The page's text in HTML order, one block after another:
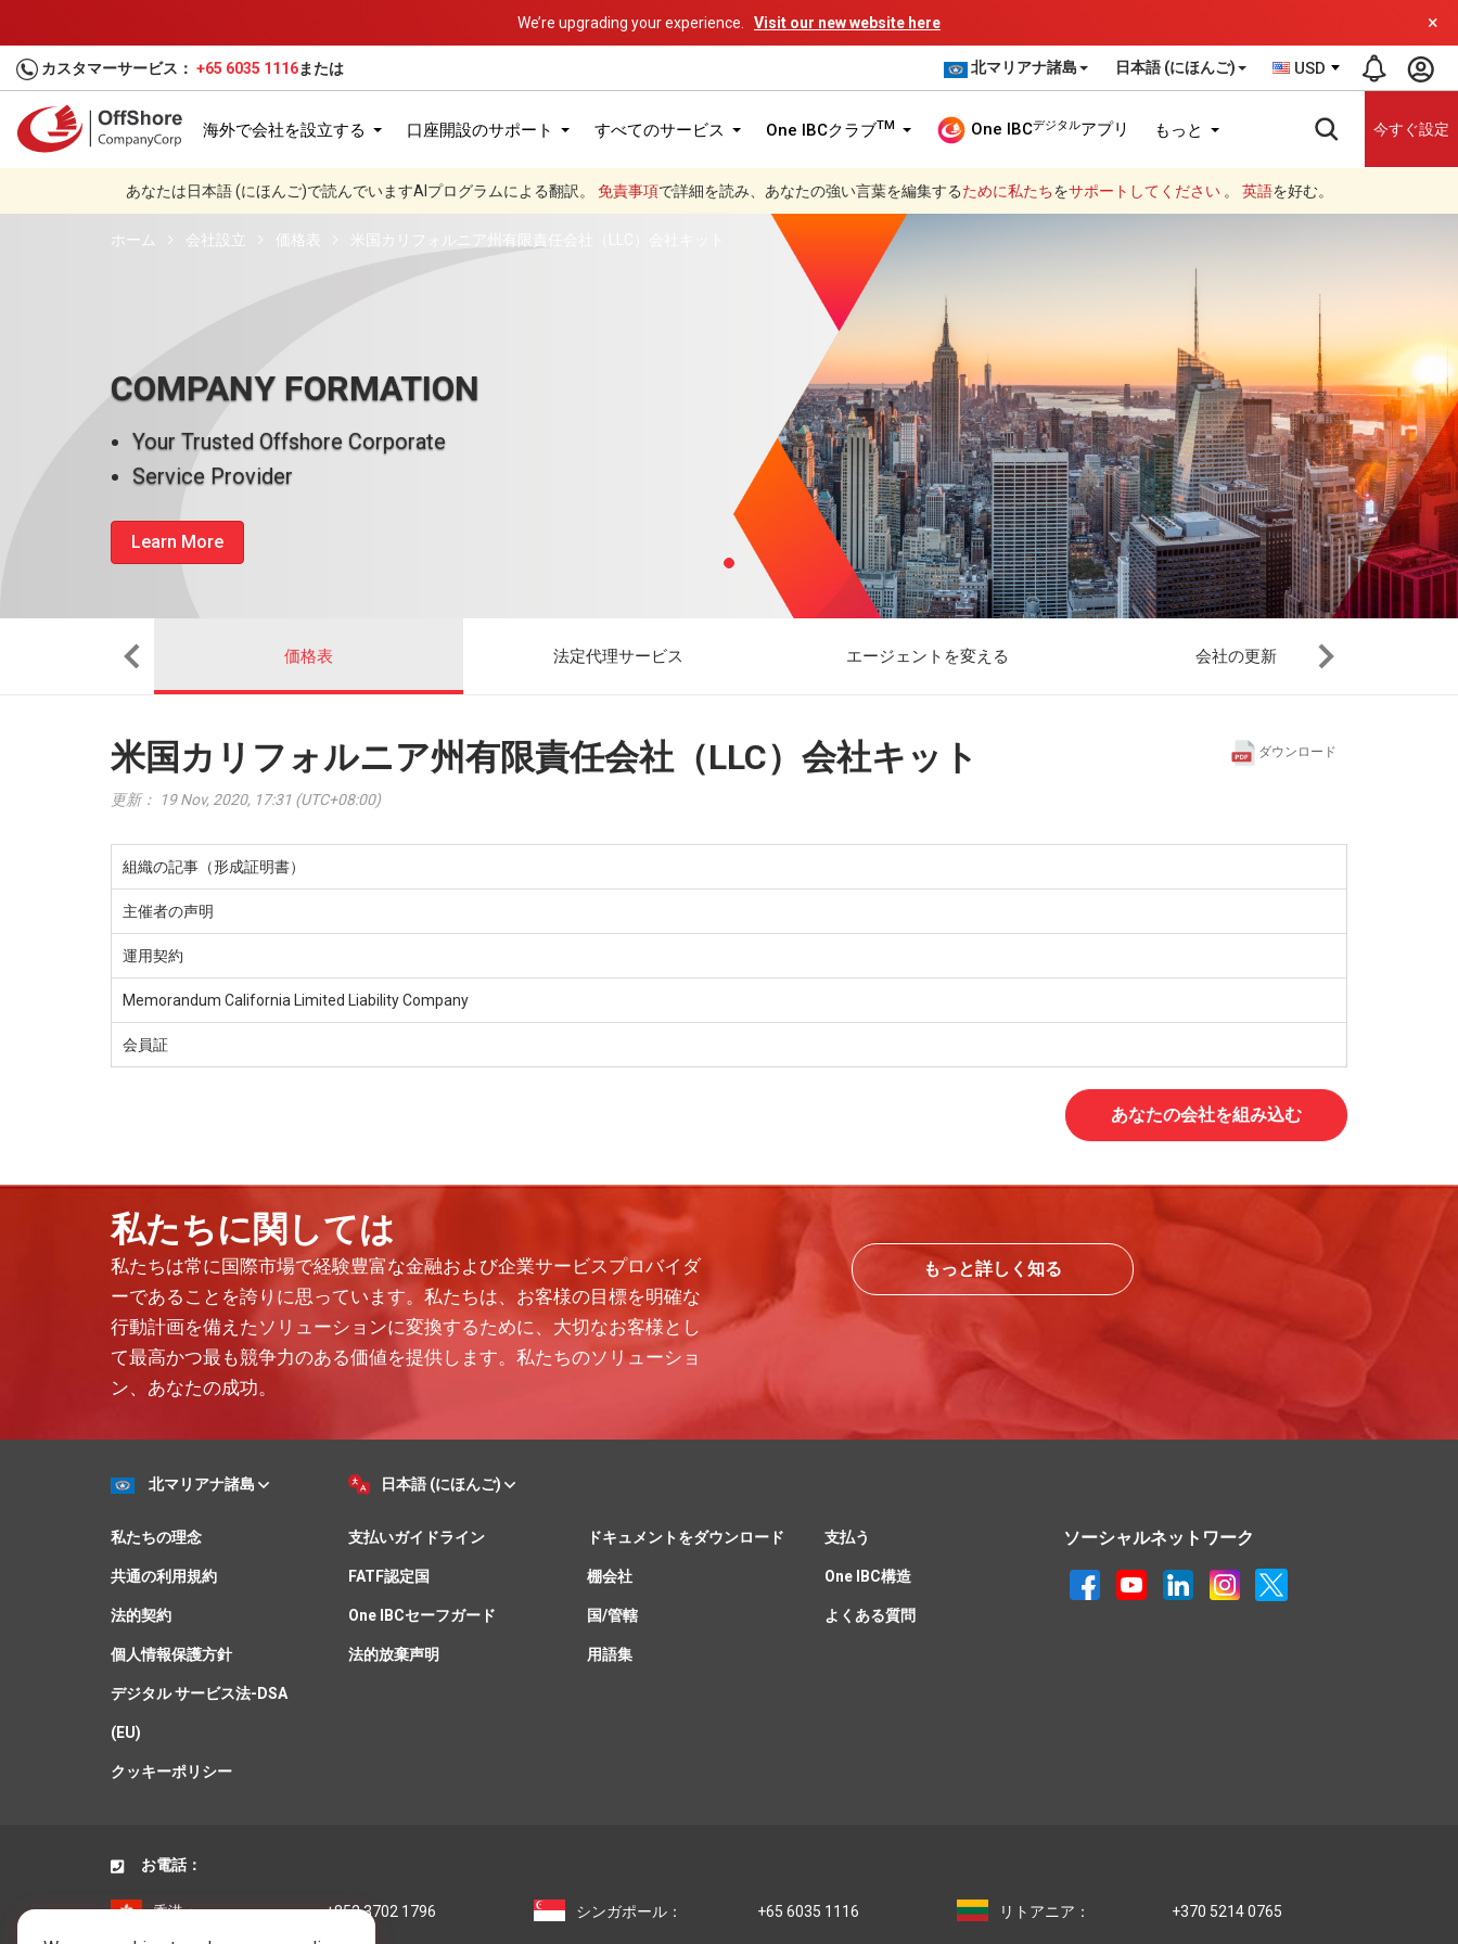
We’re upgrading your experience. Visit our new website here ×
カスタマーサービス： +65 6035 1116または 北マリアナ諸島 日本語 (にほんご) USD
海外で会社を設立する 口座開設のサポート すべてのサービス One IBCクラブTM One IBCデジタルアプリ もっと 今すぐ設定
あなたは日本語 (にほんご)で読んでいますAIプログラムによる翻訳。 免責事項で詳細を読み、あなたの強い言葉を編集するために私たちをサポートしてください。 英語を好む。
ホーム 会社設立 価格表 米国カリフォルニア州有限責任会社（LLC）会社キット
COMPANY FORMATION
Your Trusted Offshore Corporate
Service Provider
Learn More
価格表 法定代理サービス エージェントを変える 会社の更新
ダウンロード
米国カリフォルニア州有限責任会社（LLC）会社キット
更新： 19 Nov, 2020, 17:31 (UTC+08:00)
組織の記事（形成証明書）
主催者の声明
運用契約
Memorandum California Limited Liability Company
会員証
あなたの会社を組み込む
私たちに関しては
私たちは常に国際市場で経験豊富な金融および企業サービスプロバイダ
ーであることを誇りに思っています。私たちは、お客様の目標を明確な
行動計画を備えたソリューションに変換するために、大切なお客様とし
て最高かつ最も競争力のある価値を提供します。私たちのソリューショ
ン、あなたの成功。
もっと詳しく知る
北マリアナ諸島 日本語 (にほんご)
私たちの理念
共通の利用規約
法的契約
個人情報保護方針
デジタル サービス法-DSA
(EU)
クッキーポリシー
支払いガイドライン
FATF認定国
One IBCセーフガード
法的放棄声明
ドキュメントをダウンロード
棚会社
国/管轄
用語集
支払う
One IBC構造
よくある質問
ソーシャルネットワーク
お電話：
香港： +852 3702 1796 シンガポール： +65 6035 1116 リトアニア： +370 5214 0765